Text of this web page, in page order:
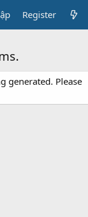
Register
generated. Please